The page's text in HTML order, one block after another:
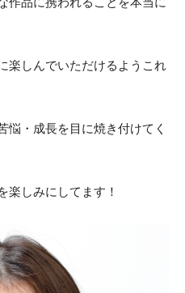
楽しんでいただけるようこれ
悩・成長を目に焼き付けてく
楽しみにしてます！